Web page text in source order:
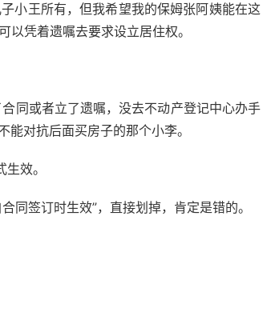
小王所有，但我希望我的保姆张阿姨能在这
凭着遗嘱去要求设立居住权。
同或者立了遗嘱，没去不动产登记中心办手
对抗后面买房子的那个小李。
效。
同签订时生效”，直接划掉，肯定是错的。